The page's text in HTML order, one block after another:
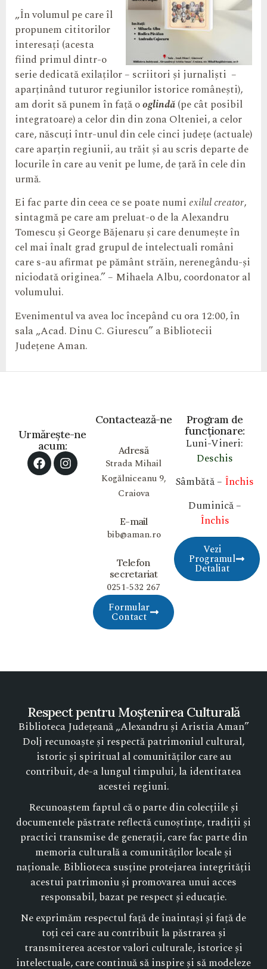
„În volumul pe care îl
propunem cititorilor
interesați (acesta
fiind primul dintr-o
serie dedicată exilaților – scriitori și jurnaliști –
aparținând tuturor regiunilor istorice românești),
am dorit să punem în față ooglindă(pe cât posibil
integratoare) a celor din din zona Olteniei, a celor
care, născuți într-unul din cele cinci județe (actuale)
care aparțin regiunii, au trăit și au scris departe de
locurile în care au venit pe lume, de țară în cele din
urmă.
Ei fac parte din ceea ce se poate numi exilul creator,
sintagmă pe care am preluat-o de la Alexandru
Tomescu și George Băjenaru și care denumește în
cel mai înalt grad grupul de intelectuali români
care s-au afirmat pe pământ străin, nerenegându-și
niciodată originea.” – Mihaela Albu, coordonator al
volumului.
Evenimentul va avea loc începând cu ora 12:00, în
sala „Acad. Dinu C. Giurescu” a Bibliotecii
Județene Aman.
Program de
funcționare:
Luni-Vineri:
Deschis
Sâmbătă – Închis
Duminică –
Închis
Vezi
Programul
Detaliat
Contactează-ne
Adresă
Strada Mihail
Kogălniceanu 9,
Craiova
E-mail
bib@aman.ro
Telefon
secretariat
0251-532 267
Formular
Contact
Urmărește-ne
acum:
Respect pentru Moștenirea Culturală
Biblioteca Județeană „Alexandru și Aristia Aman”
Dolj recunoaște și respectă patrimoniul cultural,
istoric și spiritual al comunităților care au
contribuit, de-a lungul timpului, la identitatea
acestei regiuni.
Recunoaștem faptul că o parte din colecțiile și
documentele păstrate reflectă cunoștințe, tradiții și
practici transmise de generații, care fac parte din
memoria culturală a comunităților locale și
naționale. Biblioteca susține protejarea integrității
acestui patrimoniu și promovarea unui acces
responsabil, bazat pe respect și educație.
Ne exprimăm respectul față de înaintași și față de
toți cei care au contribuit la păstrarea și
transmiterea acestor valori culturale, istorice și
intelectuale, care continuă să inspire și să modeleze